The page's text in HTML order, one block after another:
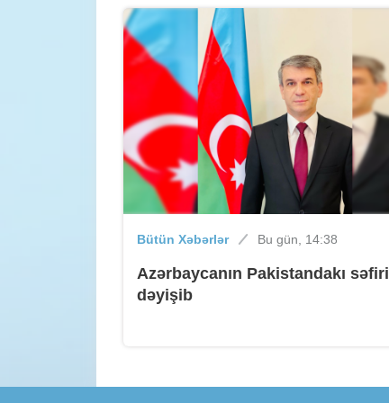
Bütün Xəbərlər Bu gün, 14:38
Azərbaycanın Pakistandakı səfiri
dəyişib